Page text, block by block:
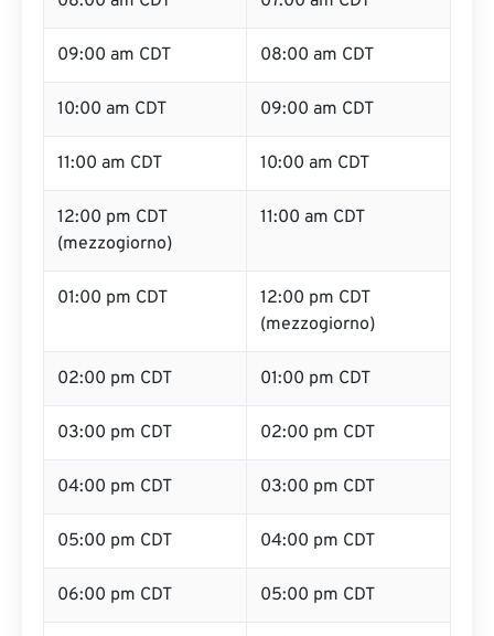
09:00 am CDT 08:00 am CDT
10:00 am CDT 09:00 am CDT
11:00 am CDT 10:00 am CDT
12:00 pm CDT
(mezzogiorno)
11:00 am CDT
01:00 pm CDT
12:00 pm CDT
(mezzogiorno)
02:00 pm CDT 01:00 pm CDT
03:00 pm CDT 02:00 pm CDT
04:00 pm CDT 03:00 pm CDT
05:00 pm CDT 04:00 pm CDT
06:00 pm CDT 05:00 pm CDT